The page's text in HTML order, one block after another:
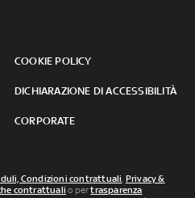
COOKIE POLICY
DICHIARAZIONE DI ACCESSIBILITÀ
CORPORATE
Condizioni contrattuali, Privacy &
contrattuali o pertrasparenza